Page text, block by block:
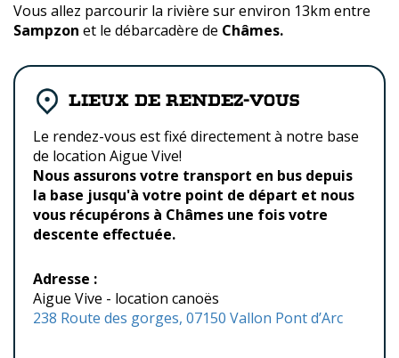
Vous allez parcourir la rivière sur environ 13km entre
Sampzon et le débarcadère de Châmes.
Lieux de rendez-vous
Le rendez-vous est fixé directement à notre base
de location Aigue Vive!
Nous assurons votre transport en bus depuis
la base jusqu'à votre point de départ et nous
vous récupérons à Châmes une fois votre
descente effectuée.
Adresse :
Aigue Vive - location canoës
238 Route des gorges, 07150 Vallon Pont d’Arc